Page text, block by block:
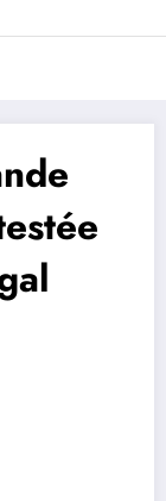
du football